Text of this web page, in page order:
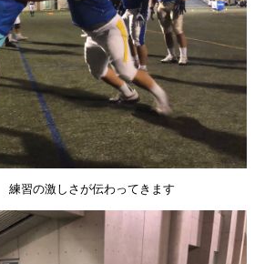
習の激しさが伝わってきます